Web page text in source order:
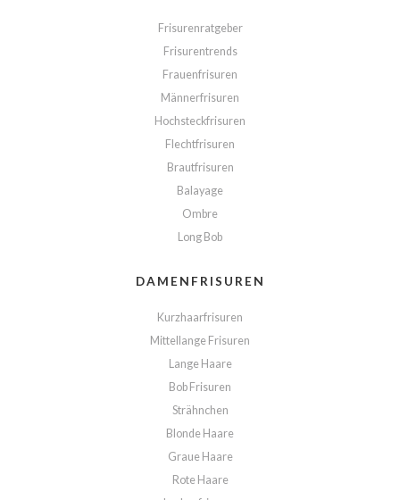
Frisurenratgeber
Frisurentrends
Frauenfrisuren
Männerfrisuren
Hochsteckfrisuren
Flechtfrisuren
Brautfrisuren
Balayage
Ombre
Long Bob
DAMENFRISUREN
Kurzhaarfrisuren
Mittellange Frisuren
Lange Haare
Bob Frisuren
Strähnchen
Blonde Haare
Graue Haare
Rote Haare